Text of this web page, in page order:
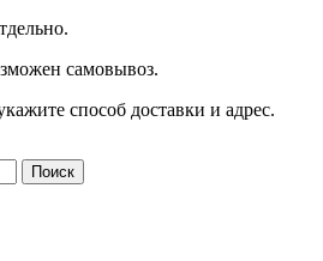
⠀
самовывоз.
способ доставки и адрес.